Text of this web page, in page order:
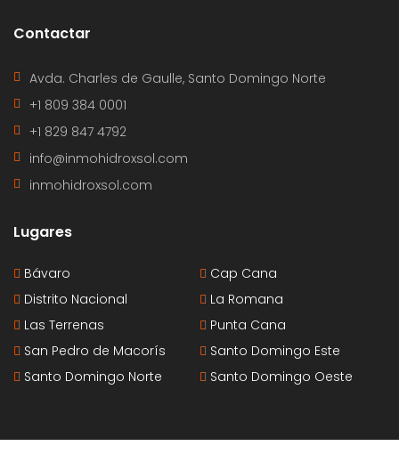
Contactar
Avda. Charles de Gaulle, Santo Domingo Norte
+1 809 384 0001
+1 829 847 4792
info@inmohidroxsol.com
inmohidroxsol.com
Lugares
Bávaro
Cap Cana
Distrito Nacional
La Romana
Las Terrenas
Punta Cana
San Pedro de Macorís
Santo Domingo Este
Santo Domingo Norte
Santo Domingo Oeste